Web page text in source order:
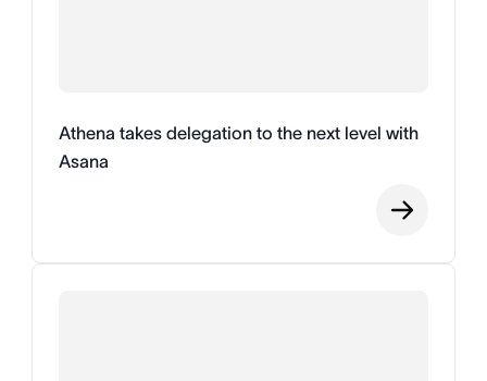
Athena takes delegation to the next level with
Asana